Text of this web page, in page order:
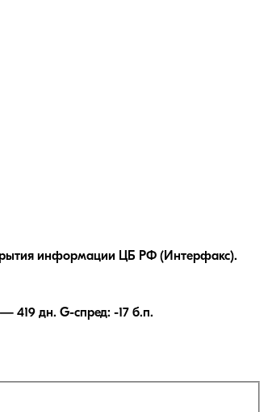
информации ЦБ РФ (Интерфакс).
— 419 дн. G-спред: -17 б.п.